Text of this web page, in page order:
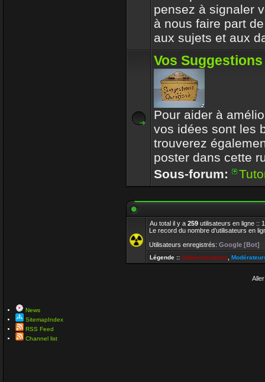
pensez à signaler
à nous faire part
aux sujets et aux
Vos Suggestions
Pour aider à
vos idées sont les
trouverez
poster dans cette
Sous-forum:
Au total il y a 259 utilisateurs en ligne ::
Le record du nombre d’utilisateurs en
Utilisateurs enregistrés: Google [Bot]
Légende :: Administrateurs
News
SitemapIndex
RSS Feed
Channel list